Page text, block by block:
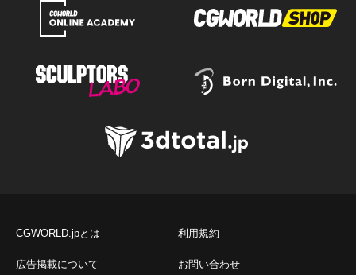
CGWORLD.jpとは 利用規約
広告掲載について お問い合わせ